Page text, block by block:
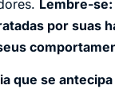
Lembre-se:
por suas
que se